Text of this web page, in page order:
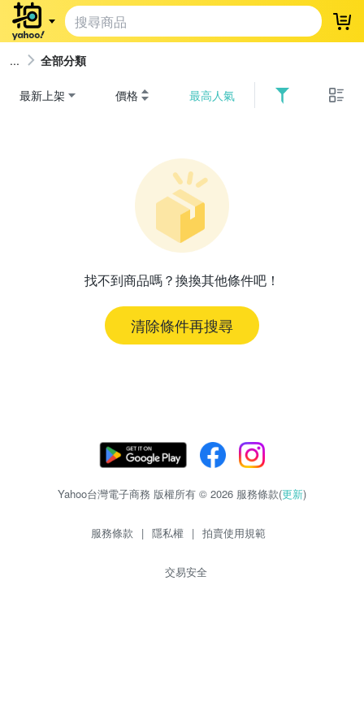
登
全部分類
最新上架 價格 最高人氣
找不到商品嗎？換換其他條件吧！
清除條件再搜尋
Yahoo台灣電子商務 版權所有 © 2026 服務條款(更新)
服務條款 | 隱私權 | 拍賣使用規範
交易安全